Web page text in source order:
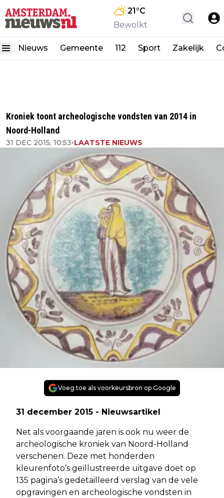
21°C
Bewolkt
Nieuws Gemeente 112 Sport Zakelijk
Kroniek toont archeologische vondsten van 2014 in
Noord-Holland
31 DEC 2015, 10:53•LAATSTE NIEUWS
Voeg toe als voorkeursbron op Google
31 december 2015 - Nieuwsartikel
Net als voorgaande jaren is ook nu weer de
archeologische kroniek van Noord-Holland
verschenen. Deze met honderden
kleurenfoto’s geïllustreerde uitgave doet op
135 pagina’s gedetailleerd verslag van de vele
opgravingen en archeologische vondsten in